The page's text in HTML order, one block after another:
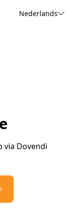
Nederlands
via Dovendi